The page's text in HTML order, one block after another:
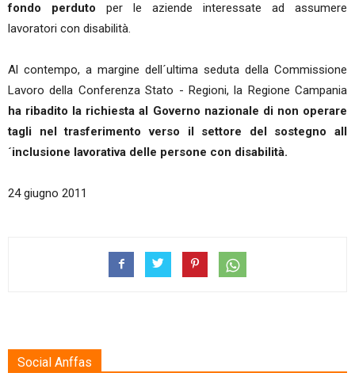
fondo perduto per le aziende interessate ad assumere
lavoratori con disabilità.
Al contempo, a margine dell´ultima seduta della Commissione
Lavoro della Conferenza Stato - Regioni, la Regione Campania
ha ribadito la richiesta al Governo nazionale di non operare
tagli nel trasferimento verso il settore del sostegno all
´inclusione lavorativa delle persone con disabilità.
24 giugno 2011
Social Anffas